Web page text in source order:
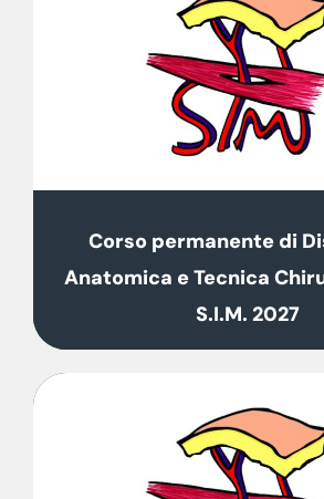
Corso permanente di
Anatomica e Tecnica
S.I.M. 2027